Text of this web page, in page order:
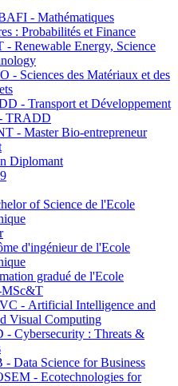
- Mathématiques
: Probabilités et Finance
- Renewable Energy, Science
- Sciences des Matériaux et des
- Transport et Développement
TRADD
- Master Bio-entrepreneur
Diplomant
of Science de l'Ecole
d'ingénieur de l'Ecole
gradué de l'Ecole
MSc&T
- Artificial Intelligence and
Visual Computing
- Cybersecurity : Threats &
Data Science for Business
- Ecotechnologies for